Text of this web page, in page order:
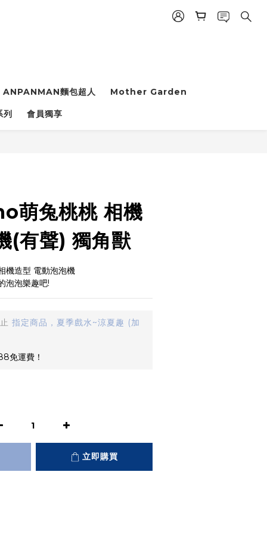
ANPANMAN麵包超人 Mother Garden
會員獨享
萌兔桃桃 相機
(有聲) 獨角獸
機造型 電動泡泡機
泡泡樂趣吧!
指定商品，夏季戲水~涼夏趣 (加
免運費！
立即購買